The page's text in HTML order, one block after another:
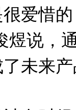
爱惜
煜说，
未来